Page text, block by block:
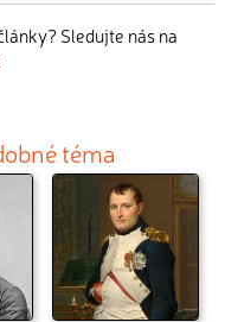
Sledujte nás na
téma